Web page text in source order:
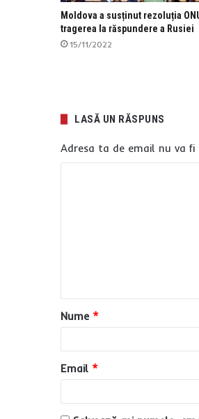
Moldova a susținut rezoluția
tragerea la răspundere a Rusiei
15/11/2022
LASĂ UN RĂSPUNS
Adresa ta de email nu va fi
a
r
*
Nume *
Email *